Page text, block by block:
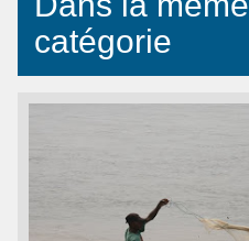
catégorie